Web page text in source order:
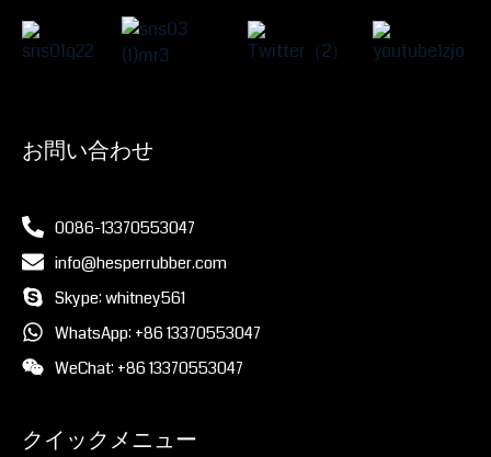
お問い合わせ
0086-13370553047
info@hesperrubber.com
Skype: whitney561
WhatsApp: +86 13370553047
WeChat: +86 13370553047
クイックメニュー